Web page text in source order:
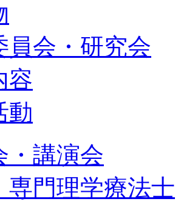
員会・研究会
容
動
・講演会
専門理学療法士